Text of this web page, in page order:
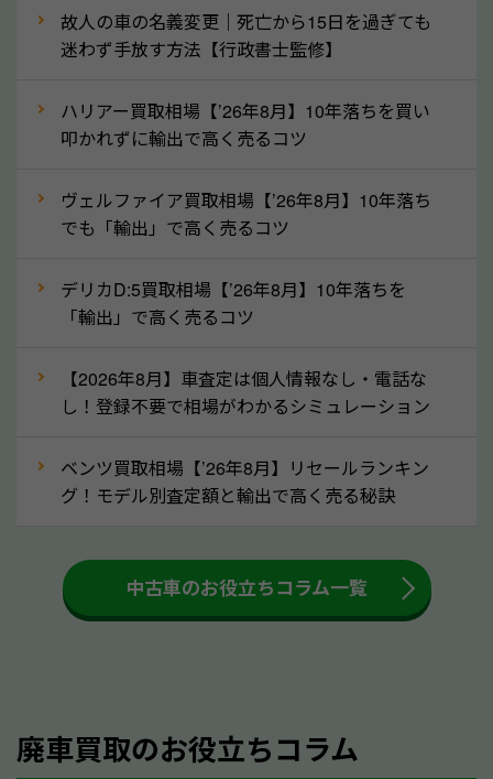
車検の満了日
内装や外装の状態
定を行い高価買取価格をつけやすくなります。
ってきます！
月割りで返還されるものです。ですから、自動車税の
還付金は早めに売却するほど多く還付されます。不要
③自動車税の還付金の扱いについて確認し
車を廃車にすると、自動車税の還付金を受け取ること
付金をお客様に返還しない業者もあります。廃車査定
をする際には、自動車税の還付金の返還があるかどう
かを確認するようにしてください。高知県のソコカラ
人気の車種は廃車の状態でも、高価買取が可能です。
故人の車の名義変更｜死亡から15日を過ぎても
迷わず手放す方法【行政書士監修】
ハリアー買取相場【’26年8月】10年落ちを買い
叩かれずに輸出で高く売るコツ
ヴェルファイア買取相場【’26年8月】10年落ち
でも「輸出」で高く売るコツ
デリカD:5買取相場【’26年8月】10年落ちを
「輸出」で高く売るコツ
【2026年8月】車査定は個人情報なし・電話な
し！登録不要で相場がわかるシミュレーション
ベンツ買取相場【’26年8月】リセールランキン
グ！モデル別査定額と輸出で高く売る秘訣
中古車のお役立ちコラム一覧
廃車買取のお役立ちコラム